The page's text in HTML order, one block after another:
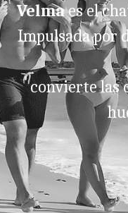
Velmaes el
Impulsada por
convierte las